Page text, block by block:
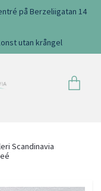
på Berzeliigatan 14
utan krångel
Scandinavia